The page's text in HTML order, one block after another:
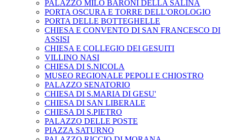
PALAZZO MILO BARONI DELLA SALINA
PORTA OSCURA E TORRE DELL'OROLOGIO
PORTA DELLE BOTTEGHELLE
CHIESA E CONVENTO DI SAN FRANCESCO DI
ASSISI
CHIESA E COLLEGIO DEI GESUITI
VILLINO NASI
CHIESA DI S.NICOLA
MUSEO REGIONALE PEPOLI E CHIOSTRO
PALAZZO SENATORIO
CHIESA DI S.MARIA DI GESU'
CHIESA DI SAN LIBERALE
CHIESA DI S.PIETRO
PALAZZO DELLE POSTE
PIAZZA SATURNO